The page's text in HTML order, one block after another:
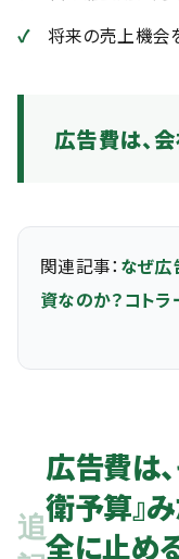
将来の売上機会
広告費は、
関連記事： なぜ広
資なのか？コト
追
広告費は
衛予算』
全に止め